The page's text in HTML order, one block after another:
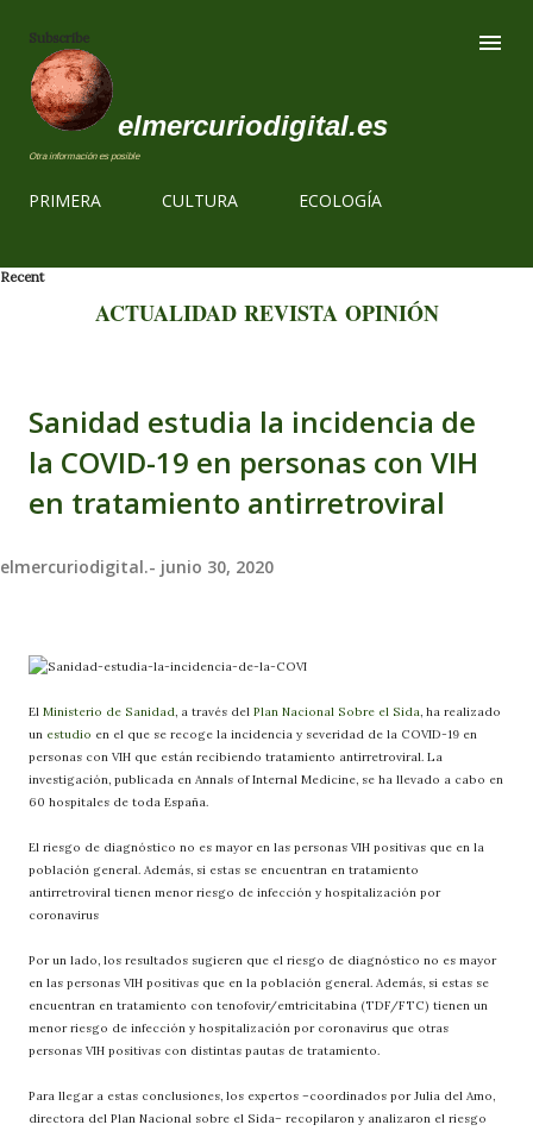
Subscribe
elmercuriodigital.es
Otra información es posible
PRIMERA CULTURA ECOLOGÍA
Recent
ACTUALIDAD REVISTA OPINIÓN
Sanidad estudia la incidencia de
la COVID-19 en personas con VIH
en tratamiento antirretroviral
elmercuriodigital.- junio 30, 2020
El Ministerio de Sanidad, a través del Plan Nacional Sobre el Sida, ha realizado
un estudio en el que se recoge la incidencia y severidad de la COVID-19 en
personas con VIH que están recibiendo tratamiento antirretroviral. La
investigación, publicada en Annals of Internal Medicine, se ha llevado a cabo en
60 hospitales de toda España.
El riesgo de diagnóstico no es mayor en las personas VIH positivas que en la
población general. Además, si estas se encuentran en tratamiento
antirretroviral tienen menor riesgo de infección y hospitalización por
coronavirus
Por un lado, los resultados sugieren que el riesgo de diagnóstico no es mayor
en las personas VIH positivas que en la población general. Además, si estas se
encuentran en tratamiento con tenofovir/emtricitabina (TDF/FTC) tienen un
menor riesgo de infección y hospitalización por coronavirus que otras
personas VIH positivas con distintas pautas de tratamiento.
Para llegar a estas conclusiones, los expertos –coordinados por Julia del Amo,
directora del Plan Nacional sobre el Sida– recopilaron y analizaron el riesgo